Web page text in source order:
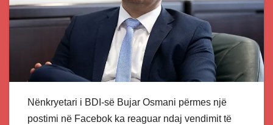
Nënkryetari i BDI-së Bujar Osmani përmes një
postimi në Facebok ka reaguar ndaj vendimit të